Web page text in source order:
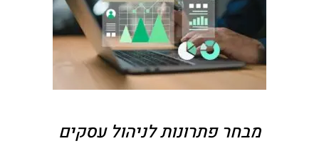
מבחר פתרונות לניהול עסקים